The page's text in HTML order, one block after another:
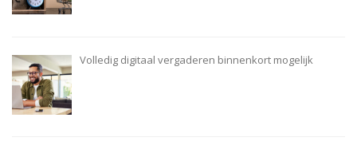
Volledig digitaal vergaderen binnenkort mogelijk